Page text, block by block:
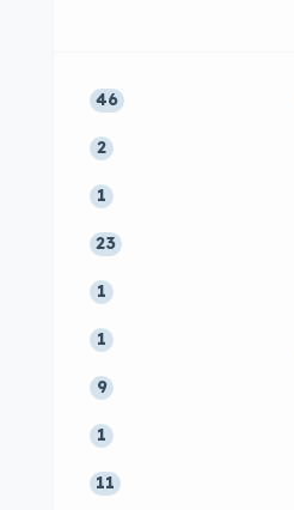
46
2
1
23
1
1
9
1
11